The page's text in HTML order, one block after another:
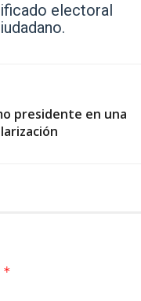
electoral
presidente en una
*